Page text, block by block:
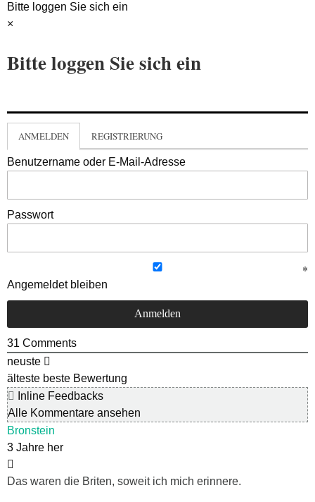
Bitte loggen Sie sich ein
×
Bitte loggen Sie sich ein
ANMELDEN REGISTRIERUNG
Benutzername oder E-Mail-Adresse
Passwort
Angemeldet bleiben
31 Comments
neuste
älteste beste Bewertung
Inline Feedbacks
Alle Kommentare ansehen
Bronstein
3 Jahre her
Das waren die Briten, soweit ich mich erinnere.